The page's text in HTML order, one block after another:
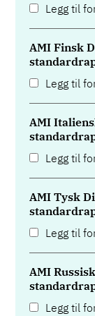
Legg til
AMI Finsk
Legg til
AMI
Legg til
AMI Tysk
Legg til
AMI
Legg til